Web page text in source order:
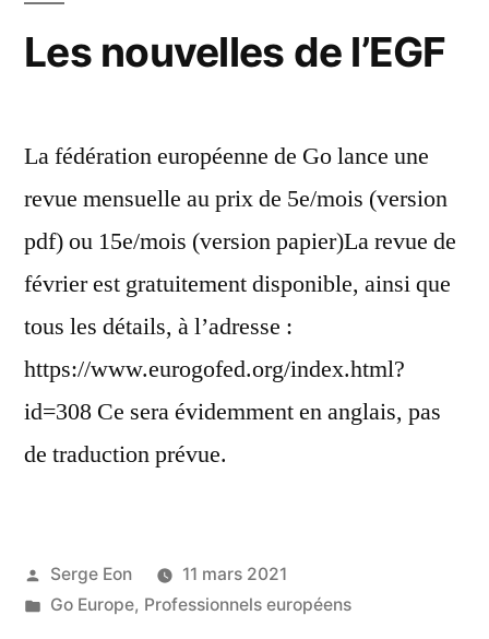
Les nouvelles de l’EGF
La fédération européenne de Go lance une
revue mensuelle au prix de 5e/mois (version
pdf) ou 15e/mois (version papier)La revue de
février est gratuitement disponible, ainsi que
tous les détails, à l’adresse :
https://www.eurogofed.org/index.html?
id=308 Ce sera évidemment en anglais, pas
de traduction prévue.
Posted
by
Serge Eon
11 mars 2021
Posted
Go Europe, Professionnels européens